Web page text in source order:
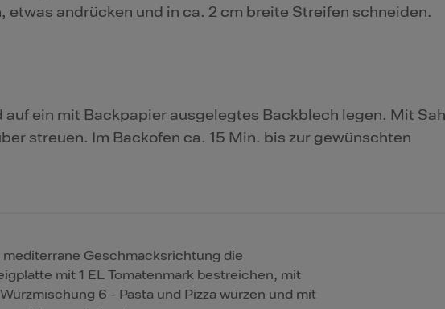
andrücken und in ca. 2 cm breite Streifen schneiden.
auf ein mit Backpapier ausgelegtes Backblech legen. Mit
streuen. Im Backofen ca. 15 Min. bis zur gewünschten
mediterrane Geschmacksrichtung die
mit 1 EL Tomatenmark bestreichen, mit
6 - Pasta und Pizza würzen und mit